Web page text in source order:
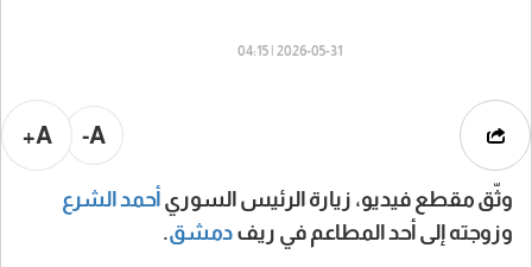
2026-05-31 | 04:15
A-
A+
وثّق مقطع فيديو، زيارة الرئيس السوري أحمد الشرع
وزوجته إلى أحد المطاعم في ريف دمشق.